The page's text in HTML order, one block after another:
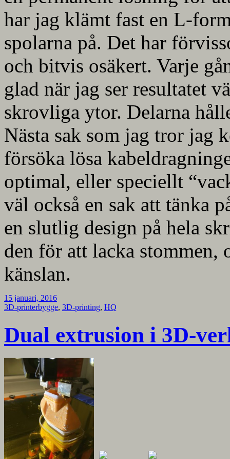
har jag klämt fast en L-
spolarna på. Det har
och bitvis osäkert. Varje
glad när jag ser resultatet
skrovliga ytor. Delarna
Nästa sak som jag tror jag
försöka lösa
optimal, eller speciellt
väl också en sak att tänka
en slutlig design på hela
den för att lacka stommen,
känslan.
15 januari, 2016
3D-printerbygge, 3D-printing, HQ
Dual extrusion i 3D-